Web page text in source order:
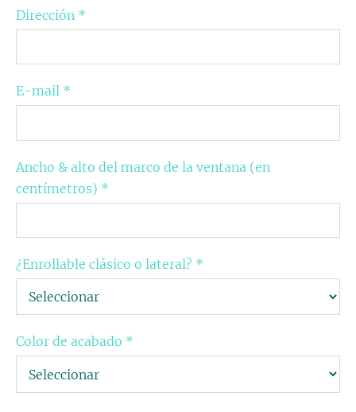
Dirección *
E-mail *
Ancho & alto del marco de la ventana (en
centímetros) *
¿Enrollable clásico o lateral? *
Color de acabado *